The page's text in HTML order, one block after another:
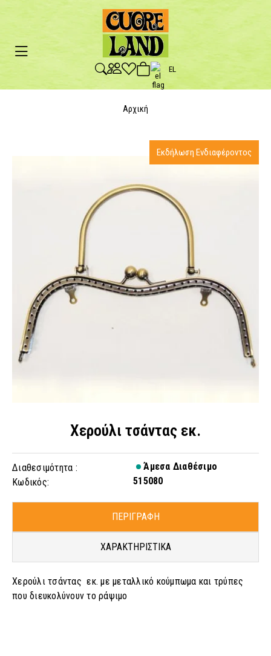
EL
Αρχική
Χερούλι τσάντας εκ.
Διαθεσιμότητα :
Άμεσα Διαθέσιμο
Κωδικός:
515080
ΠΕΡΙΓΡΑΦΗ
ΧΑΡΑΚΤΗΡΙΣΤΙΚΑ
Χερούλι τσάντας εκ. με μεταλλικό κούμπωμα και τρύπες
που διευκολύνουν το ράψιμο
Εκδήλωση Ενδιαφέροντος